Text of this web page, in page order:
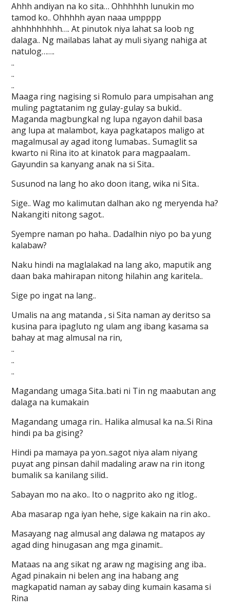
Ahhh andiyan na ko sita… Ohhhhhh lunukin mo
tamod ko.. Ohhhhh ayan naaa umpppp
ahhhhhhhhh…. At pinutok niya lahat sa loob ng
dalaga.. Ng mailabas lahat ay muli siyang nahiga at
natulog…….
..
..
..
Maaga ring nagising si Romulo para umpisahan ang
muling pagtatanim ng gulay-gulay sa bukid..
Maganda magbungkal ng lupa ngayon dahil basa
ang lupa at malambot, kaya pagkatapos maligo at
magalmusal ay agad itong lumabas.. Sumaglit sa
kwarto ni Rina ito at kinatok para magpaalam..
Gayundin sa kanyang anak na si Sita..
Susunod na lang ho ako doon itang, wika ni Sita..
Sige.. Wag mo kalimutan dalhan ako ng meryenda ha?
Nakangiti nitong sagot..
Syempre naman po haha.. Dadalhin niyo po ba yung
kalabaw?
Naku hindi na maglalakad na lang ako, maputik ang
daan baka mahirapan nitong hilahin ang karitela..
Sige po ingat na lang..
Umalis na ang matanda , si Sita naman ay deritso sa
kusina para ipagluto ng ulam ang ibang kasama sa
bahay at mag almusal na rin,
..
..
..
Magandang umaga Sita..bati ni Tin ng maabutan ang
dalaga na kumakain
Magandang umaga rin.. Halika almusal ka na..Si Rina
hindi pa ba gising?
Hindi pa mamaya pa yon..sagot niya alam niyang
puyat ang pinsan dahil madaling araw na rin itong
bumalik sa kanilang silid..
Sabayan mo na ako.. Ito o nagprito ako ng itlog..
Aba masarap nga iyan hehe, sige kakain na rin ako..
Masayang nag almusal ang dalawa ng matapos ay
agad ding hinugasan ang mga ginamit..
Mataas na ang sikat ng araw ng magising ang iba..
Agad pinakain ni belen ang ina habang ang
magkapatid naman ay sabay ding kumain kasama si
Rina